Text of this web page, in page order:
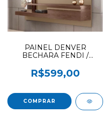
PAINEL DENVER
BECHARA FENDI /
R$599,00